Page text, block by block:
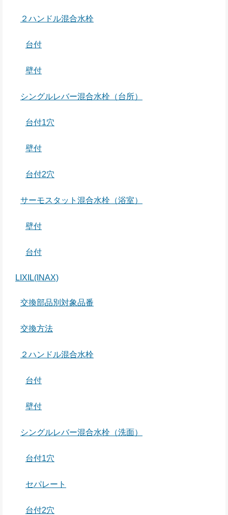
２ハンドル混合水栓
台付
壁付
シングルレバー混合水栓（台所）
台付1穴
壁付
台付2穴
サーモスタット混合水栓（浴室）
壁付
台付
LIXIL(INAX)
交換部品別対象品番
交換方法
２ハンドル混合水栓
台付
壁付
シングルレバー混合水栓（洗面）
台付1穴
セパレート
台付2穴